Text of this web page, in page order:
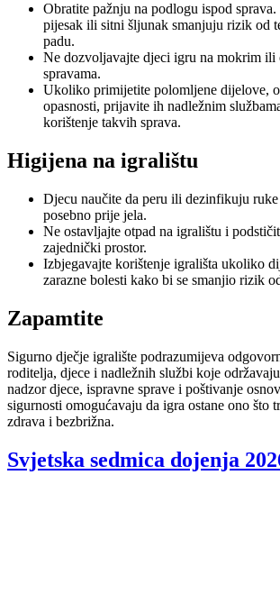
Obratite pažnju na podlogu ispod
pijesak ili sitni šljunak smanjuju rizik od
padu.
Ne dozvoljavajte djeci igru na mokrim ili
spravama.
Ukoliko primijetite polomljene dijelove,
opasnosti, prijavite ih nadležnim
korištenje takvih sprava.
Higijena na igralištu
Djecu naučite da peru ili dezinfikuju
posebno prije jela.
Ne ostavljajte otpad na igralištu i
zajednički prostor.
Izbjegavajte korištenje igrališta ukoliko
zarazne bolesti kako bi se smanjio rizik
Zapamtite
Sigurno dječje igralište podrazumijeva
roditelja, djece i nadležnih službi koje
nadzor djece, ispravne sprave i poštivanje
sigurnosti omogućavaju da igra ostane ono što
zdrava i bezbrižna.
Svjetska sedmica dojenja